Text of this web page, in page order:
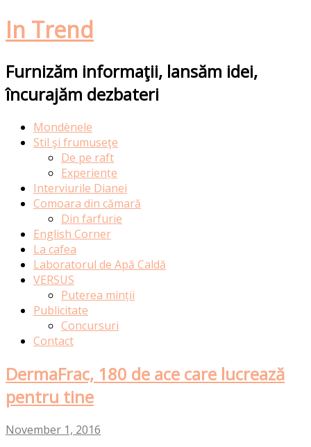
In Trend
Furnizăm informaţii, lansăm idei,
încurajăm dezbateri
Skip Mondènele
Stil şi frumuseţe
De pe raft
Experiențe
Interviurile Dianei
Comoara din cămară
Din farfurie
English Corner
La cafea
Laboratorul de Apă Caldă
VERSUS
Puterea minții
Publicitate
Concursuri
Contact
DermaFrac, 180 de ace care lucrează
pentru tine
November 1, 2016